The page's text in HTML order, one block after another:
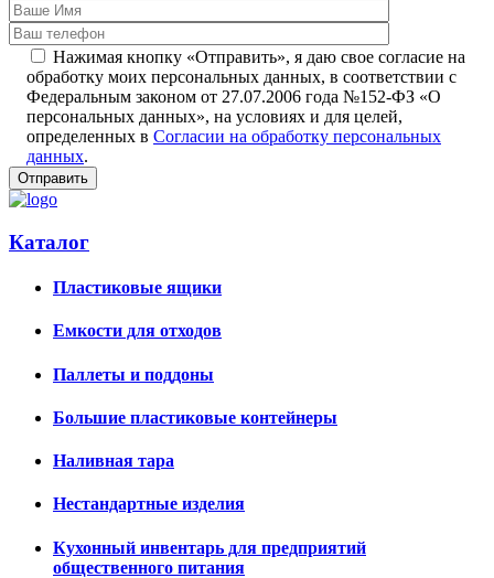
Нажимая кнопку «Отправить», я даю свое согласие на
обработку моих персональных данных, в соответствии с
Федеральным законом от 27.07.2006 года №152-ФЗ «О
персональных данных», на условиях и для целей,
определенных в Согласии на обработку персональных
данных.
Каталог
Пластиковые ящики
Емкости для отходов
Паллеты и поддоны
Большие пластиковые контейнеры
Наливная тара
Нестандартные изделия
Кухонный инвентарь для предприятий
общественного питания